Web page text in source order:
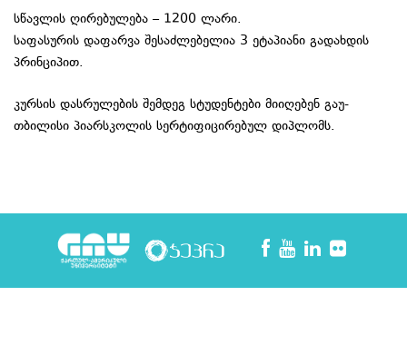
სწავლის ღირებულება – 1200 ლარი.
საფასურის დაფარვა შესაძლებელია 3 ეტაპიანი გადახდის
პრინციპით.
კურსის დასრულების შემდეგ სტუდენტები მიიღებენ გაუ-
თბილისი პიარსკოლის სერტიფიცირებულ დიპლომს.